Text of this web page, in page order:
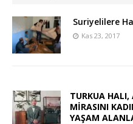
Suriyelilere
Kas 23, 2017
TURKUA HALI,
MİRASINI
YAŞAM